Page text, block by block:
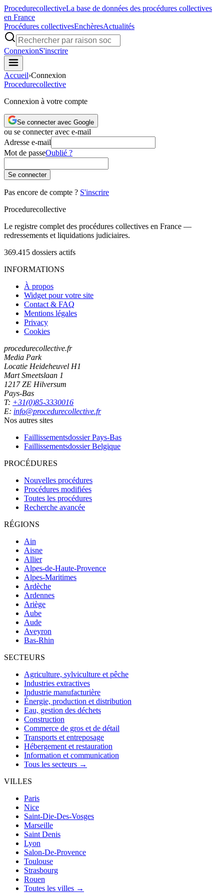
ProcedurecollectiveLa base de données des procédures collectives
en France
Procédures collectivesEnchèresActualités
ConnexionS'inscrire
Accueil›Connexion
Procedurecollective
Connexion à votre compte
Se connecter avec Google
ou se connecter avec e-mail
Adresse e-mail
Mot de passeOublié ?
Se connecter
Pas encore de compte ? S'inscrire
Procedurecollective
Le registre complet des procédures collectives en France —
redressements et liquidations judiciaires.
369.415 dossiers actifs
INFORMATIONS
À propos
Widget pour votre site
Contact & FAQ
Mentions légales
Privacy
Cookies
procedurecollective.fr
Media Park
Locatie Heideheuvel H1
Mart Smeetslaan 1
1217 ZE Hilversum
Pays-Bas
T: +31(0)85-3330016
E: info@procedurecollective.fr
Nos autres sites
Faillissementsdossier Pays-Bas
Faillissementsdossier Belgique
PROCÉDURES
Nouvelles procédures
Procédures modifiées
Toutes les procédures
Recherche avancée
RÉGIONS
Ain
Aisne
Allier
Alpes-de-Haute-Provence
Alpes-Maritimes
Ardèche
Ardennes
Ariège
Aube
Aude
Aveyron
Bas-Rhin
SECTEURS
Agriculture, sylviculture et pêche
Industries extractives
Industrie manufacturière
Énergie, production et distribution
Eau, gestion des déchets
Construction
Commerce de gros et de détail
Transports et entreposage
Hébergement et restauration
Information et communication
Tous les secteurs →
VILLES
Paris
Nice
Saint-Die-Des-Vosges
Marseille
Saint Denis
Lyon
Salon-De-Provence
Toulouse
Strasbourg
Rouen
Toutes les villes →